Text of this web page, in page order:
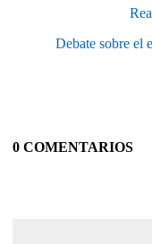
Debate sobre el
0 COMENTARIOS